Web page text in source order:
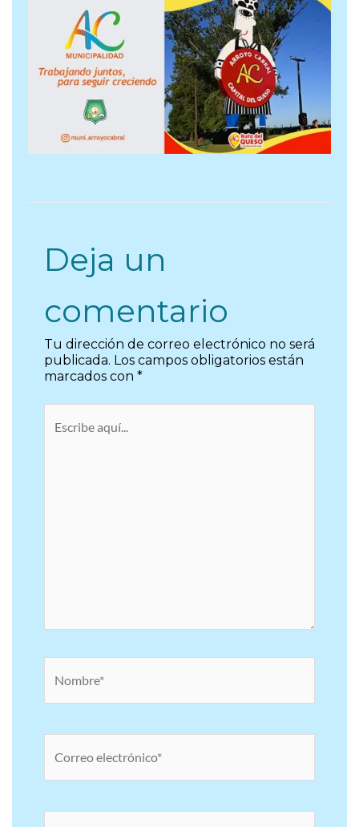
Deja un
comentario
Tu dirección de correo electrónico no será
publicada. Los campos obligatorios están
marcados con *
electrónico*